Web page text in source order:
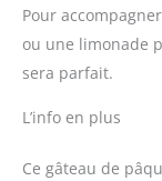
Pour
ou une limonade
sera parfait.
L’info en plus
Ce gâteau de